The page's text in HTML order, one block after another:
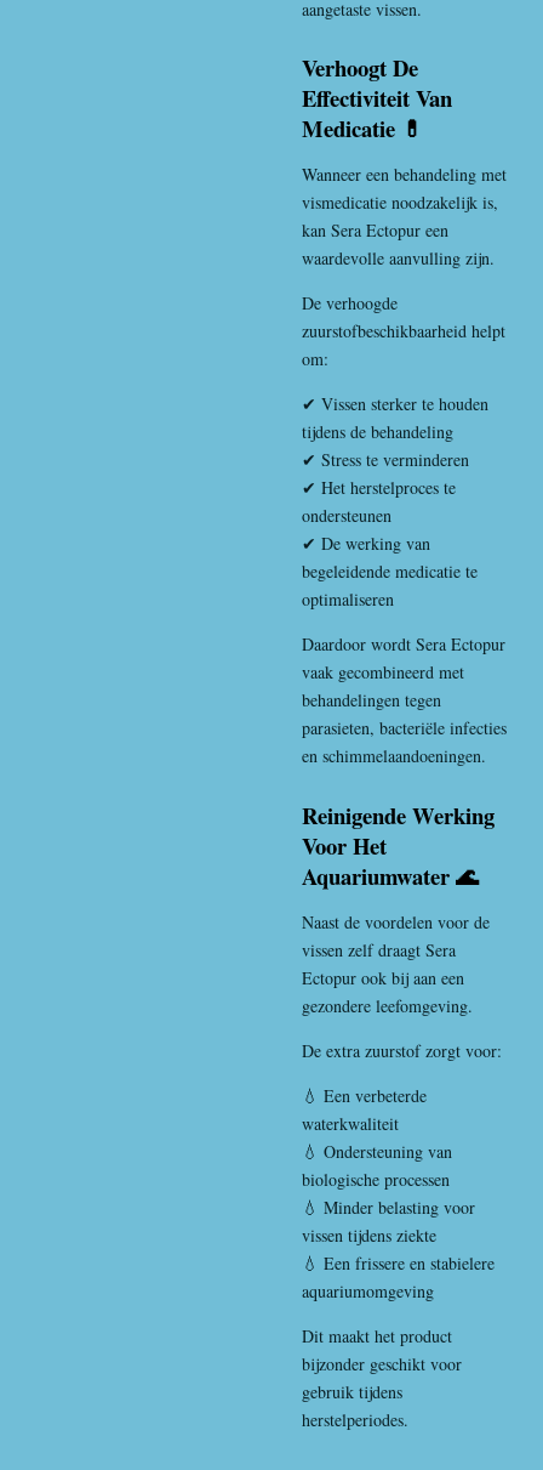
aangetaste vissen.
Verhoogt De
Effectiviteit Van
Medicatie 💊
Wanneer een behandeling met
vismedicatie noodzakelijk is,
kan Sera Ectopur een
waardevolle aanvulling zijn.
De verhoogde
zuurstofbeschikbaarheid helpt
om:
✔ Vissen sterker te houden
tijdens de behandeling
✔ Stress te verminderen
✔ Het herstelproces te
ondersteunen
✔ De werking van
begeleidende medicatie te
optimaliseren
Daardoor wordt Sera Ectopur
vaak gecombineerd met
behandelingen tegen
parasieten, bacteriële infecties
en schimmelaandoeningen.
Reinigende Werking
Voor Het
Aquariumwater 🌊
Naast de voordelen voor de
vissen zelf draagt Sera
Ectopur ook bij aan een
gezondere leefomgeving.
De extra zuurstof zorgt voor:
💧 Een verbeterde
waterkwaliteit
💧 Ondersteuning van
biologische processen
💧 Minder belasting voor
vissen tijdens ziekte
💧 Een frissere en stabielere
aquariumomgeving
Dit maakt het product
bijzonder geschikt voor
gebruik tijdens
herstelperiodes.